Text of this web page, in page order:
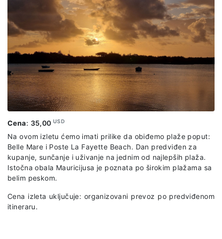
Cena: 35,00USD
Na ovom izletu ćemo imati prilike da obiđemo plaže poput:
Belle Mare i Poste La Fayette Beach. Dan predviđen za
kupanje, sunčanje i uživanje na jednim od najlepših plaža.
Istočna obala Mauricijusa je poznata po širokim plažama sa
belim peskom.
Cena izleta uključuje: organizovani prevoz po predviđenom
itineraru.